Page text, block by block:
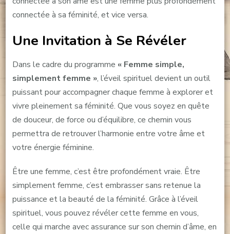
connectée à sa féminité, et vice versa.
Une Invitation à Se Révéler
Dans le cadre du programme « Femme simple,
simplement femme », l’éveil spirituel devient un outil
puissant pour accompagner chaque femme à explorer et
vivre pleinement sa féminité. Que vous soyez en quête
de douceur, de force ou d’équilibre, ce chemin vous
permettra de retrouver l’harmonie entre votre âme et
votre énergie féminine.
Être une femme, c’est être profondément vraie. Être
simplement femme, c’est embrasser sans retenue la
puissance et la beauté de la féminité. Grâce à l’éveil
spirituel, vous pouvez révéler cette femme en vous,
celle qui marche avec assurance sur son chemin d’âme, en